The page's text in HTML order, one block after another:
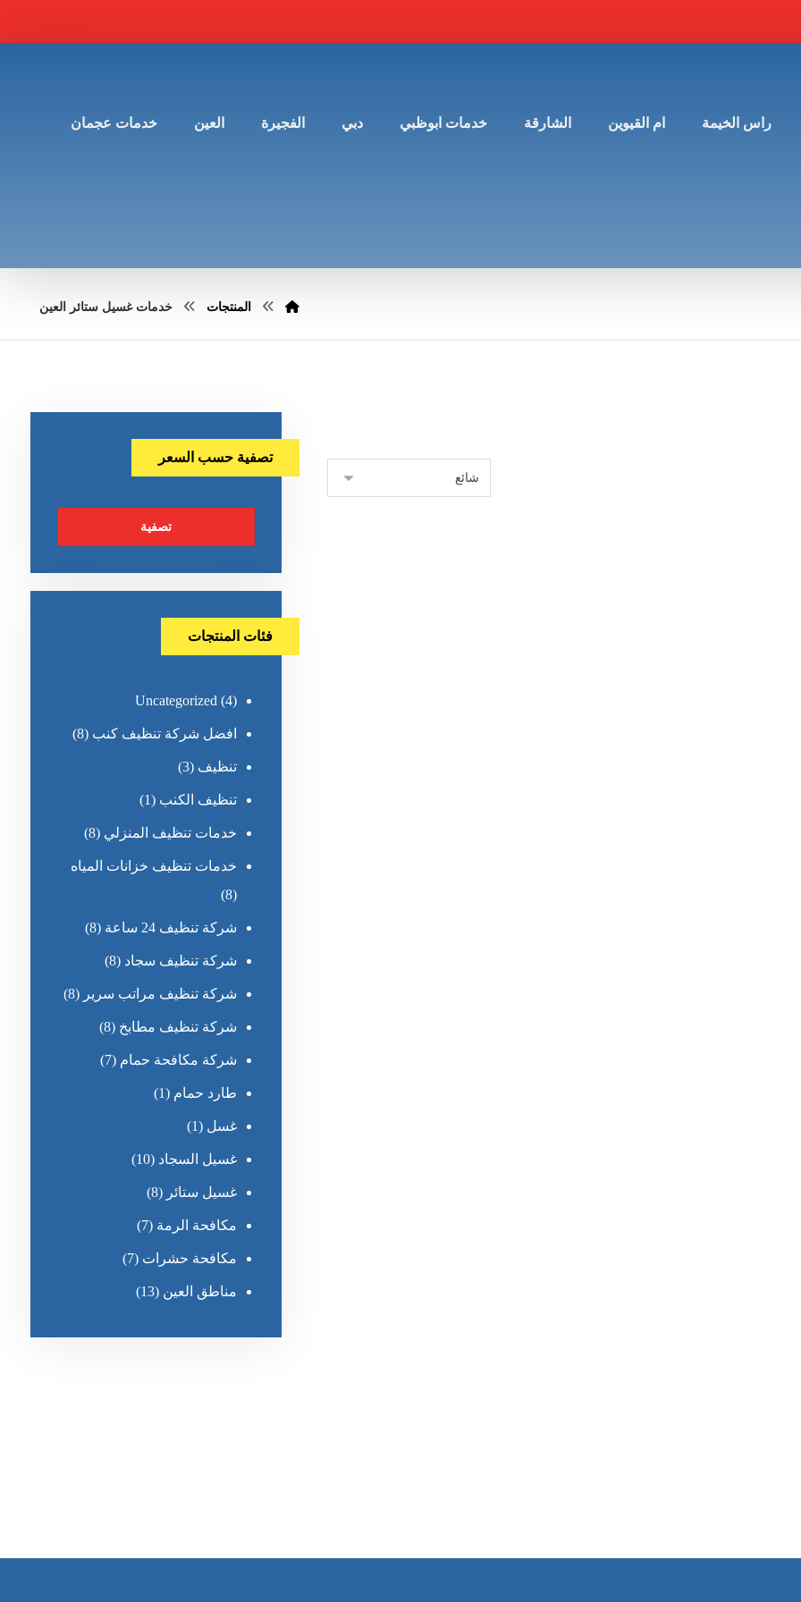
راس الخيمة ام القيوين الشارقة خدمات ابوظبي دبي الفجيرة العين خدمات عجمان
المنتجات خدمات غسيل ستائر العين
تصفية حسب السعر
تصفية
فئات المنتجات
Uncategorized (4)
افضل شركة تنظيف كنب (8)
تنظيف (3)
تنظيف الكنب (1)
خدمات تنظيف المنزلي (8)
خدمات تنظيف خزانات المياه
(8)
شركة تنظيف 24 ساعة (8)
شركة تنظيف سجاد (8)
شركة تنظيف مراتب سرير (8)
شركة تنظيف مطابخ (8)
شركة مكافحة حمام (7)
طارد حمام (1)
غسل (1)
غسيل السجاد (10)
غسيل ستائر (8)
مكافحة الرمة (7)
مكافحة حشرات (7)
مناطق العين (13)